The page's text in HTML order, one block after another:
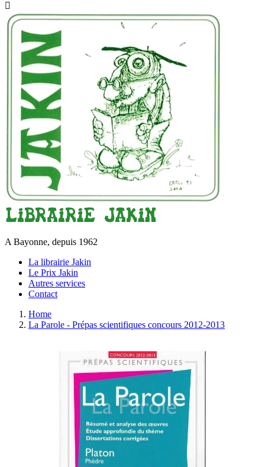

A Bayonne, depuis 1962
La librairie Jakin
Le Prix Jakin
Autres services
Contact
Home
La Parole - Prépas scientifiques concours 2012-2013